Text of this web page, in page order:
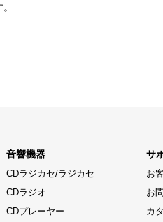
音響機器
CDラジカセ/ラジカセ
CDラジオ
CDプレーヤー
サ
お
お
カ